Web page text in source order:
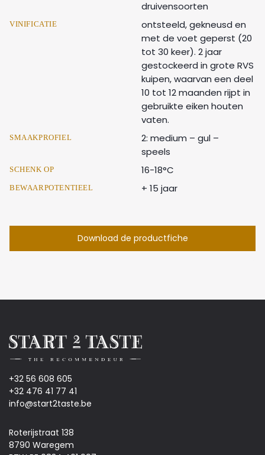
druivensoorten
VINIFICATIE
ontsteeld, gekneusd en
met de voet geperst (20
tot 30 keer). 2 jaar
gestockeerd in grote RVS
kuipen, waarvan een deel
10 tot 12 maanden rijpt in
gebruikte eiken houten
vaten.
SMAAKPROFIEL
2: medium – gul –
speels
SCHENK OP 16-18°C
BEWAARPOTENTIEEL + 15 jaar
Download de productfiche
+32 56 608 605
+32 476 41 77 41
info@start2taste.be
Roterijstraat 138
8790 Waregem